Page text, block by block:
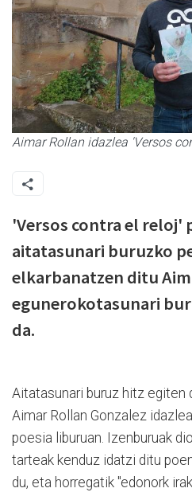
Aimar Rollan idazlea 'Versos
'Versos contra el reloj'
aitatasunari buruzko
elkarbanatzen ditu
egunerokotasunari
da.
Aitatasunari buruz hitz egiten
Aimar Rollan Gonzalez
poesia liburuan. Izenburuak
tarteak kenduz idatzi ditu
du, eta horregatik "edonork